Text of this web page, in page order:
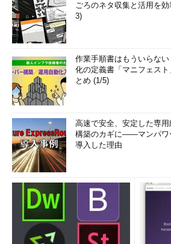
ごろのネタ収集と活用を
3)
作業手順書はもういらな
化の定義書「マニフェス
とめ (1/5)
高速で安全、安定した専
構築のカギに――マンパワ
導入した理由